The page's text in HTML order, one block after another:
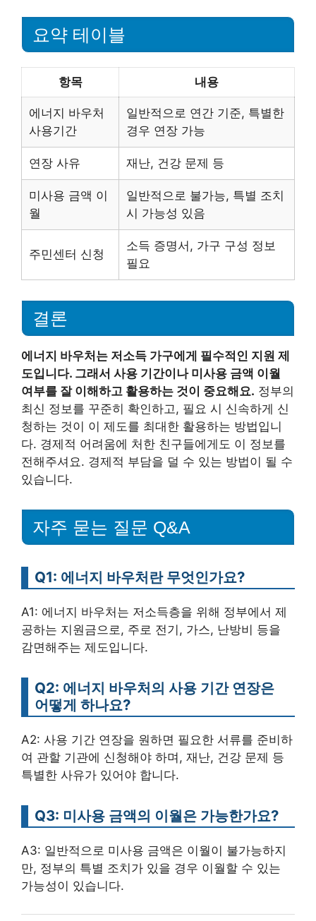
요약 테이블
항목 내용
에너지 바우처
사용기간
일반적으로 연간 기준, 특별한
경우 연장 가능
연장 사유 재난, 건강 문제 등
미사용 금액 이
월
일반적으로 불가능, 특별 조치
시 가능성 있음
주민센터 신청
소득 증명서, 가구 구성 정보
필요
결론
에너지 바우처는 저소득 가구에게 필수적인 지원 제
도입니다. 그래서 사용 기간이나 미사용 금액 이월
여부를 잘 이해하고 활용하는 것이 중요해요. 정부의
최신 정보를 꾸준히 확인하고, 필요 시 신속하게 신
청하는 것이 이 제도를 최대한 활용하는 방법입니
다. 경제적 어려움에 처한 친구들에게도 이 정보를
전해주셔요. 경제적 부담을 덜 수 있는 방법이 될 수
있습니다.
자주 묻는 질문 Q&A
Q1: 에너지 바우처란 무엇인가요?
A1: 에너지 바우처는 저소득층을 위해 정부에서 제
공하는 지원금으로, 주로 전기, 가스, 난방비 등을
감면해주는 제도입니다.
Q2: 에너지 바우처의 사용 기간 연장은
어떻게 하나요?
A2: 사용 기간 연장을 원하면 필요한 서류를 준비하
여 관할 기관에 신청해야 하며, 재난, 건강 문제 등
특별한 사유가 있어야 합니다.
Q3: 미사용 금액의 이월은 가능한가요?
A3: 일반적으로 미사용 금액은 이월이 불가능하지
만, 정부의 특별 조치가 있을 경우 이월할 수 있는
가능성이 있습니다.